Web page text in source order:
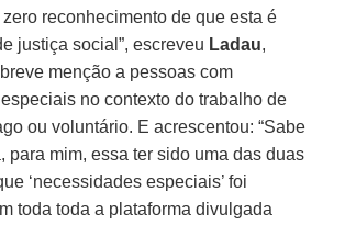
reconhecimento de que esta é
justiça social”, escreveu Ladau,
menção a pessoas com
no contexto do trabalho de
ou voluntário. E acrescentou: “Sabe
para mim, essa ter sido uma das duas
‘necessidades especiais’ foi
toda toda a plataforma divulgada